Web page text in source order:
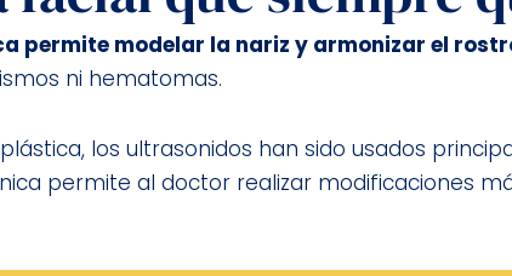
permite modelar la nariz y armonizar el
ni hematomas.
los ultrasonidos han sido usados
permite al doctor realizar modificaciones